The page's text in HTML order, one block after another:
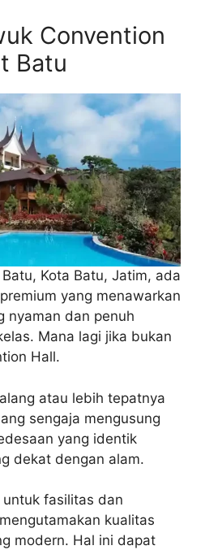
Convention
Batu
Kota Batu, Jatim, ada
yang menawarkan
nyaman dan penuh
Mana lagi jika bukan
Hall.
atau lebih tepatnya
sengaja mengusung
yang identik
dekat dengan alam.
fasilitas dan
kualitas
modern. Hal ini dapat